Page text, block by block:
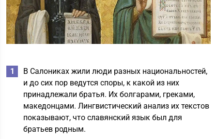
В Салониках жили люди разных национальностей,
и до сих пор ведутся споры, к какой из них
принадлежали братья. Их болгарами, греками,
македонцами. Лингвистический анализ их текстов
показывают, что славянский язык был для
братьев родным.